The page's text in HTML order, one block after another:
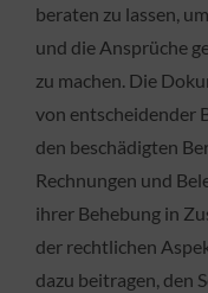
beraten zu lassen,
und die Ansprüche
zu machen. Die
von entscheidender
den beschädigten
Rechnungen und
ihrer Behebung in
der rechtlichen
dazu beitragen, den